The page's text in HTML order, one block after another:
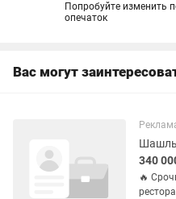
Попробуйте изменить
опечаток
Вас могут
340
🔥
ресторана! Ищем